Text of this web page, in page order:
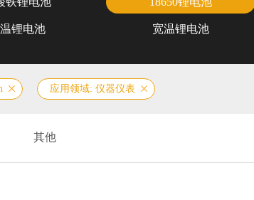
锂电池 宽温锂电池
应用领域: 仪器仪表
其他